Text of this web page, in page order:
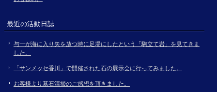
最近の活動日誌
与一が海に入り矢を放つ時に足場にしたという「駒立て岩」を見てきま
した。
「サンメッセ香川」で開催された石の展示会に行ってみました。
お客様より墓石清掃のご感想を頂きました。